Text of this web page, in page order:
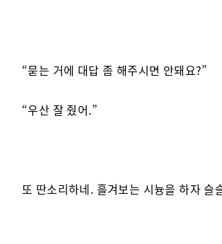
“묻는 거에 대답 좀 해주시면 안돼요?”
“우산 잘 줬어.”
또 딴소리하네. 흘겨보는 시늉을 하자 슬